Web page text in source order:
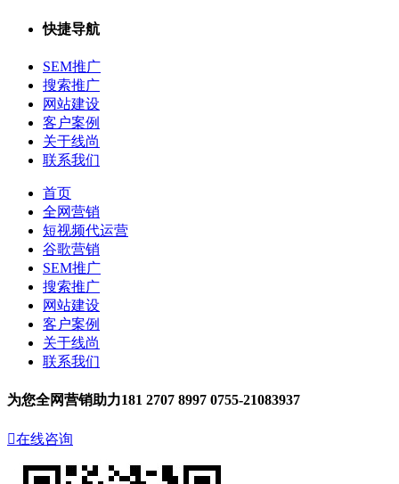
快捷导航
SEM推广
搜索推广
网站建设
客户案例
关于线尚
联系我们
首页
全网营销
短视频代运营
谷歌营销
SEM推广
搜索推广
网站建设
客户案例
关于线尚
联系我们
为您全网营销助力181 2707 8997 0755-21083937
在线咨询